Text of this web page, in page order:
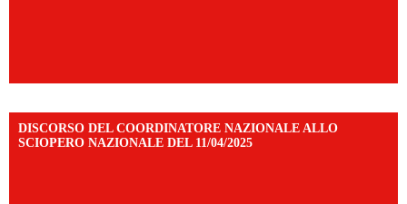
DISCORSO DEL COORDINATORE NAZIONALE ALLO
SCIOPERO NAZIONALE DEL 11/04/2025